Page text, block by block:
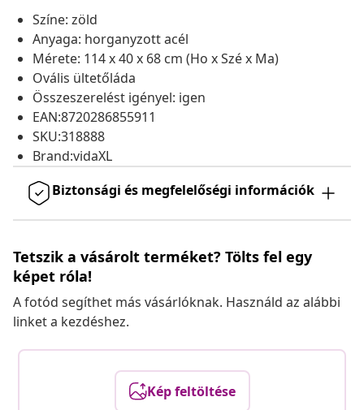
Színe: zöld
Anyaga: horganyzott acél
Mérete: 114 x 40 x 68 cm (Ho x Szé x Ma)
Ovális ültetőláda
Összeszerelést igényel: igen
EAN:8720286855911
SKU:318888
Brand:vidaXL
Biztonsági és megfelelőségi információk
Tetszik a vásárolt terméket? Tölts fel egy
képet róla!
A fotód segíthet más vásárlóknak. Használd az alábbi
linket a kezdéshez.
Kép feltöltése